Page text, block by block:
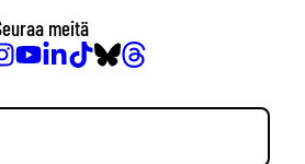
meitä